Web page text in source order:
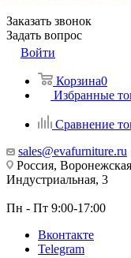
Заказать звонок
Задать вопрос
Войти
Корзина0
Избранные
Сравнение
sales@evafurniture.ru
Россия,
Индустриальная, 3
Пн - Пт 9:00-17:00
Вконтакте
Telegram